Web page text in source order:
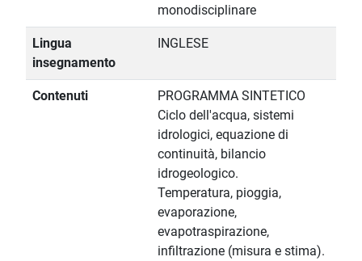
monodisciplinare
Lingua
insegnamento
INGLESE
Contenuti
PROGRAMMA SINTETICO
Ciclo dell'acqua, sistemi
idrologici, equazione di
continuità, bilancio
idrogeologico.
Temperatura, pioggia,
evaporazione,
evapotraspirazione,
infiltrazione (misura e stima).